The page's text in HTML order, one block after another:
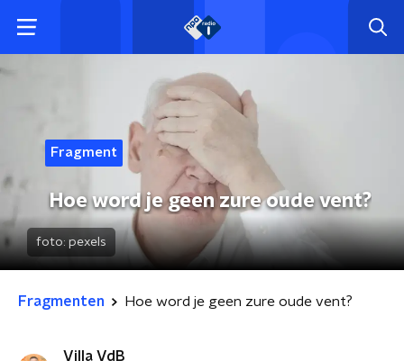
Fragment
Hoe word je geen zure oude vent?
foto: pexels
Fragmenten Hoe word je geen zure oude vent?
Villa VdB